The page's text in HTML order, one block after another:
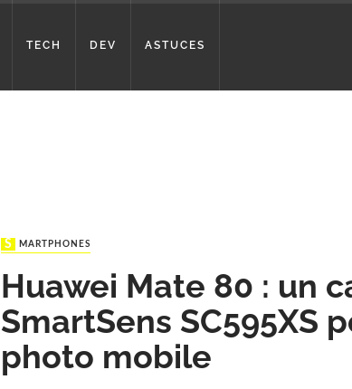
TECH DEV ASTUCES
SMARTPHONES
Huawei Mate 80 : un
SmartSens SC595XS
photo mobile